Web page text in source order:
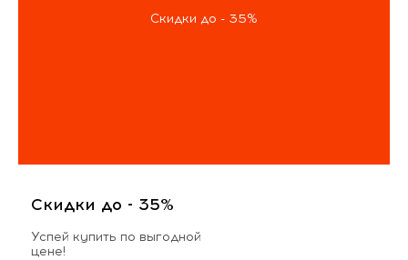
Скидки до - 35%
Скидки до - 35%
Успей купить по выгодной
цене!